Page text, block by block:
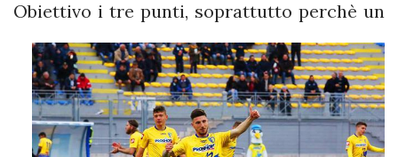
Obiettivo i tre punti, soprattutto perchè un